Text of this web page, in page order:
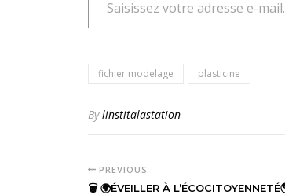
fichier modelage plasticine
Bylinstitalastation
PREVIOUS
🗑 🌍ÉVEILLER À